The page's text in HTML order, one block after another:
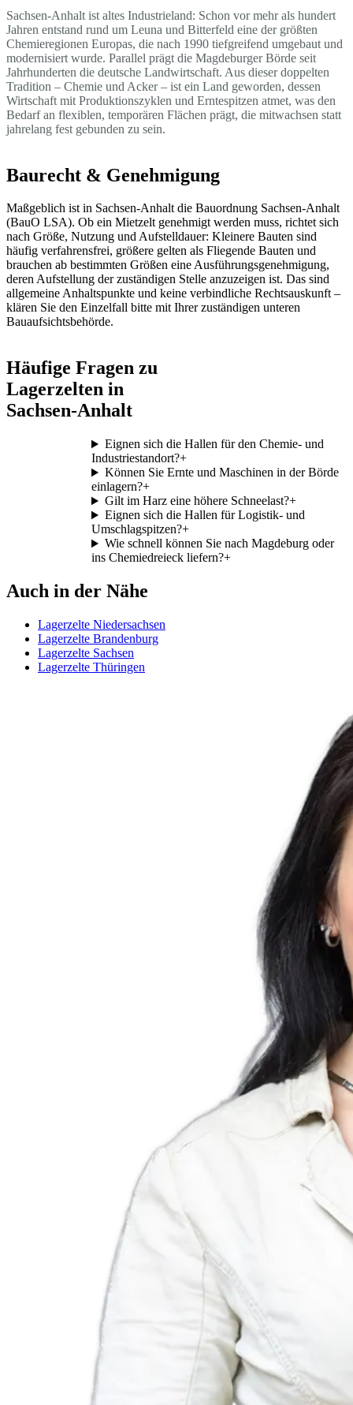
Sachsen-Anhalt ist altes Industrieland: Schon vor mehr als hundert
Jahren entstand rund um Leuna und Bitterfeld eine der größten
Chemieregionen Europas, die nach 1990 tiefgreifend umgebaut und
modernisiert wurde. Parallel prägt die Magdeburger Börde seit
Jahrhunderten die deutsche Landwirtschaft. Aus dieser doppelten
Tradition – Chemie und Acker – ist ein Land geworden, dessen
Wirtschaft mit Produktionszyklen und Erntespitzen atmet, was den
Bedarf an flexiblen, temporären Flächen prägt, die mitwachsen statt
jahrelang fest gebunden zu sein.
Baurecht & Genehmigung
Maßgeblich ist in Sachsen-Anhalt die Bauordnung Sachsen-Anhalt
(BauO LSA). Ob ein Mietzelt genehmigt werden muss, richtet sich
nach Größe, Nutzung und Aufstelldauer: Kleinere Bauten sind
häufig verfahrensfrei, größere gelten als Fliegende Bauten und
brauchen ab bestimmten Größen eine Ausführungsgenehmigung,
deren Aufstellung der zuständigen Stelle anzuzeigen ist. Das sind
allgemeine Anhaltspunkte und keine verbindliche Rechtsauskunft –
klären Sie den Einzelfall bitte mit Ihrer zuständigen unteren
Bauaufsichtsbehörde.
Häufige Fragen zu
Lagerzelten in
Sachsen-Anhalt
Eignen sich die Hallen für den Chemie- und
Industriestandort?+
Können Sie Ernte und Maschinen in der Börde
einlagern?+
Gilt im Harz eine höhere Schneelast?+
Eignen sich die Hallen für Logistik- und
Umschlagspitzen?+
Wie schnell können Sie nach Magdeburg oder
ins Chemiedreieck liefern?+
Auch in der Nähe
Lagerzelte Niedersachsen
Lagerzelte Brandenburg
Lagerzelte Sachsen
Lagerzelte Thüringen